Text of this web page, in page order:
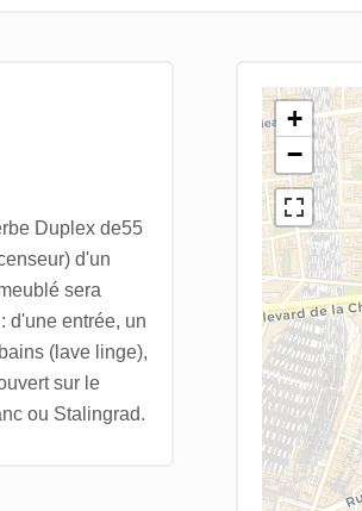
Duplex de55
d'un
sera
d'une entrée, un
(lave linge),
sur le
ou Stalingrad.
+
−